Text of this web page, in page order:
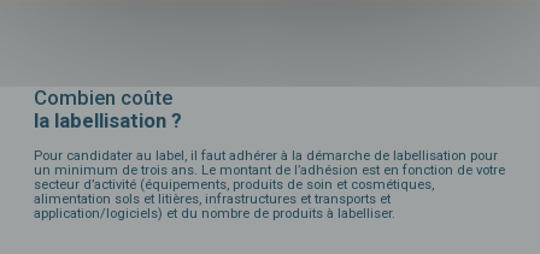
Combien coûte
la labellisation ?
Pour candidater au label, il faut adhérer à la démarche de labellisation pour
un minimum de trois ans. Le montant de l’adhésion est en fonction de votre
secteur d’activité (équipements, produits de soin et cosmétiques,
alimentation sols et litières, infrastructures et transports et
application/logiciels) et du nombre de produits à labelliser.